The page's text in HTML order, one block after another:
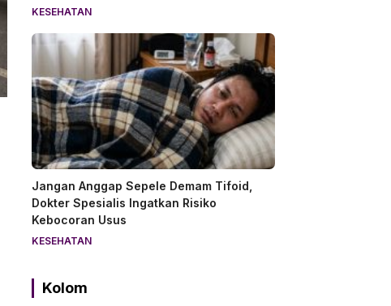
KESEHATAN
Jangan Anggap Sepele Demam Tifoid,
Dokter Spesialis Ingatkan Risiko
Kebocoran Usus
KESEHATAN
Kolom